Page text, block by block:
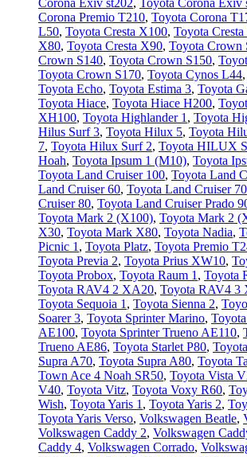
Corona Premio T210, Toyota Corona
L50, Toyota Cresta X100, Toyota
X80, Toyota Cresta X90, Toyota Crown
Crown S140, Toyota Crown S150,
Toyota Crown S170, Toyota Cynos L44,
Toyota Echo, Toyota Estima 3, Toyota
Toyota Hiace, Toyota Hiace H200,
XH100, Toyota Highlander 1 , Toyota
Hilus Surf 3, Toyota Hilux 5, Toyota
7, Toyota Hilux Surf 2, Toyota HILUX
Hoah, Toyota Ipsum 1 (М10), Toyota
Toyota Land Cruiser 100, Toyota Land
Land Cruiser 60, Toyota Land Cruiser 70
Cruiser 80, Toyota Land Cruiser Prado
Toyota Mark 2 (Х100), Toyota Mark 2
X30, Toyota Mark X80, Toyota Nadia,
Picnic 1 , Toyota Platz, Toyota Premio
Toyota Previa 2, Toyota Prius XW10,
Toyota Probox, Toyota Raum 1 , Toyota
Toyota RAV4 2 XA20, Toyota RAV4 3
Toyota Sequoia 1 , Toyota Sienna 2,
Soarer 3, Toyota Sprinter Marino,
AE100, Toyota Sprinter Trueno AE110,
Trueno AE86, Toyota Starlet P80,
Supra A70, Toyota Supra A80, Toyota
Town Ace 4 Noah SR50, Toyota Vista
V40, Toyota Vitz, Toyota Voxy R60,
Wish, Toyota Yaris 1 , Toyota Yaris 2,
Toyota Yaris Verso, Volkswagen Beatle,
Volkswagen Caddy 2, Volkswagen
Caddy 4, Volkswagen Corrado,